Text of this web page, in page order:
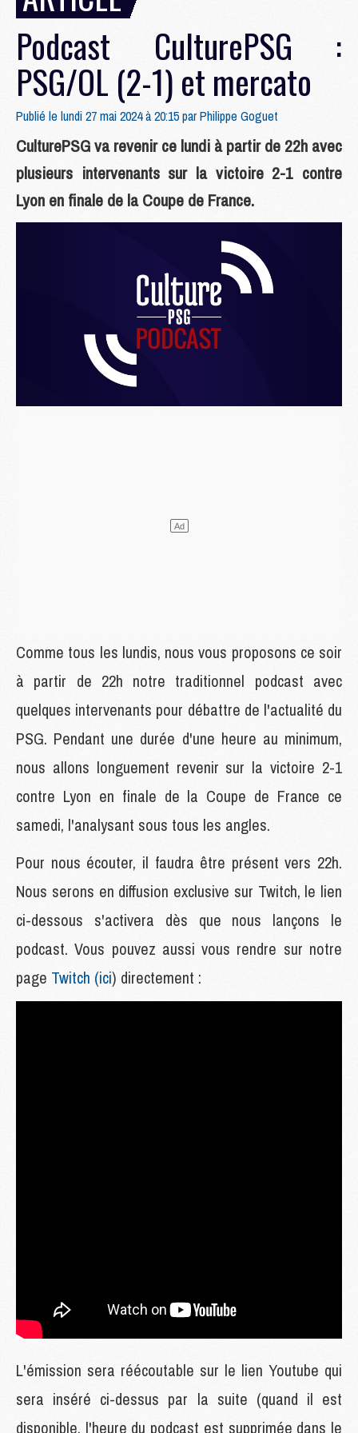
Podcast CulturePSG :
PSG/OL (2-1) et mercato
Publié le lundi 27 mai 2024 à 20:15 parPhilippe Goguet
CulturePSG va revenir ce lundi à partir de 22h avec
plusieurs intervenants sur la victoire 2-1 contre
Lyon en finale de la Coupe de France.
Comme tous les lundis, nous vous proposons ce soir
à partir de 22h notre traditionnel podcast avec
quelques intervenants pour débattre de l'actualité du
PSG. Pendant une durée d'une heure au minimum,
nous allons longuement revenir sur la victoire 2-1
contre Lyon en finale de la Coupe de France ce
samedi, l'analysant sous tous les angles.
Pour nous écouter, il faudra être présent vers 22h.
Nous serons en diffusion exclusive sur Twitch, le lien
ci-dessous s'activera dès que nous lançons le
podcast. Vous pouvez aussi vous rendre sur notre
page Twitch (ici) directement :
L'émission sera réécoutable sur le lien Youtube qui
sera inséré ci-dessus par la suite (quand il est
disponible, l'heure du podcast est supprimée dans le